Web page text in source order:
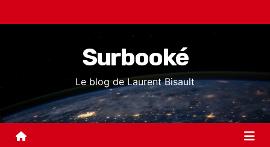
k
t
o
Surbooké
Le blog de Laurent Bisault